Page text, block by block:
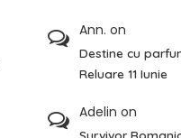
Ann. on
Destine cu
Reluare 11 Iunie
Adelin on
Survivor